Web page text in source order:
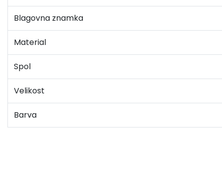
Blagovna znamka
Material
Spol
Velikost
Barva